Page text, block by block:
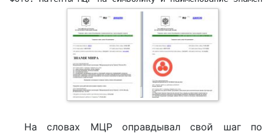
На словах МЦР оправдывал свой шаг по